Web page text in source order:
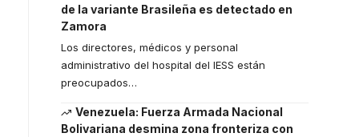
de la variante Brasileña es detectado en
Zamora
Los directores, médicos y personal
administrativo del hospital del IESS están
preocupados…
Venezuela: Fuerza Armada Nacional
Bolivariana desmina zona fronteriza con